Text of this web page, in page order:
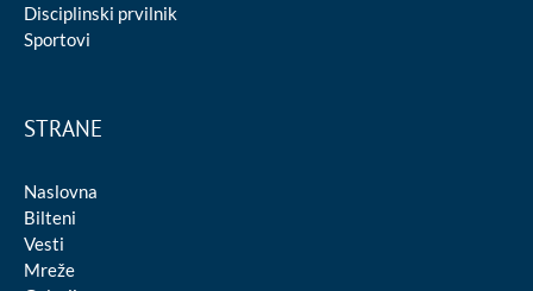
Disciplinski prvilnik
Sportovi
STRANE
Naslovna
Bilteni
Vesti
Mreže